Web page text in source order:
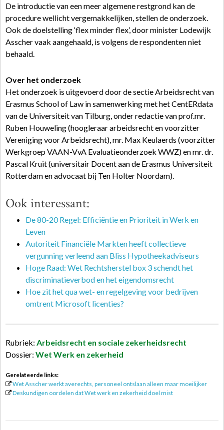
De introductie van een meer algemene restgrond kan de
procedure wellicht vergemakkelijken, stellen de onderzoek.
Ook de doelstelling ‘flex minder flex’, door minister Lodewijk
Asscher vaak aangehaald, is volgens de respondenten niet
behaald.
Over het onderzoek
Het onderzoek is uitgevoerd door de sectie Arbeidsrecht van
Erasmus School of Law in samenwerking met het CentERdata
van de Universiteit van Tilburg, onder redactie van prof.mr.
Ruben Houweling (hoogleraar arbeidsrecht en voorzitter
Vereniging voor Arbeidsrecht), mr. Max Keulaerds (voorzitter
Werkgroep VAAN-VvA Evaluatieonderzoek WWZ) en mr. dr.
Pascal Kruit (universitair Docent aan de Erasmus Universiteit
Rotterdam en advocaat bij Ten Holter Noordam).
Ook interessant:
De 80-20 Regel: Efficiëntie en Prioriteit in Werk en
Leven
Autoriteit Financiële Markten heeft collectieve
vergunning verleend aan Bliss Hypotheekadviseurs
Hoge Raad: Wet Rechtsherstel box 3 schendt het
discriminatieverbod en het eigendomsrecht
Hoe zit het qua wet- en regelgeving voor bedrijven
omtrent Microsoft licenties?
Rubriek: Arbeidsrecht en sociale zekerheidsrecht
Dossier: Wet Werk en zekerheid
Gerelateerde links:
Wet Asscher werkt averechts, personeel ontslaan alleen maar moeilijker
Deskundigen oordelen dat Wet werk en zekerheid doel mist